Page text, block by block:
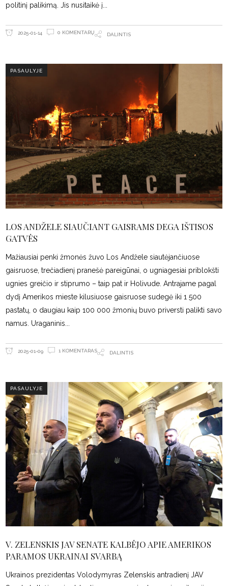
politinį palikimą. Jis nusitaikė į
2025-01-14 0 KOMENTARŲ DALINTIS
PASAULYJE
LOS ANDŽELE SIAUČIANT GAISRAMS DEGA IŠTISOS
GATVĖS
Mažiausiai penki žmonės žuvo Los Andžele siautėjančiuose
gaisruose, trečiadienį pranešė pareigūnai, o ugniagesiai priblokšti
ugnies greičio ir stiprumo – taip pat ir Holivude. Antrajame pagal
dydį Amerikos mieste kilusiuose gaisruose sudegė iki 1 500
pastatų, o daugiau kaip 100 000 žmonių buvo priversti palikti savo
namus. Uraganinis
2025-01-09 1 KOMENTARAS DALINTIS
PASAULYJE
V. ZELENSKIS JAV SENATE KALBĖJO APIE AMERIKOS
PARAMOS UKRAINAI SVARBĄ
Ukrainos prezidentas Volodymyras Zelenskis antradienį JAV